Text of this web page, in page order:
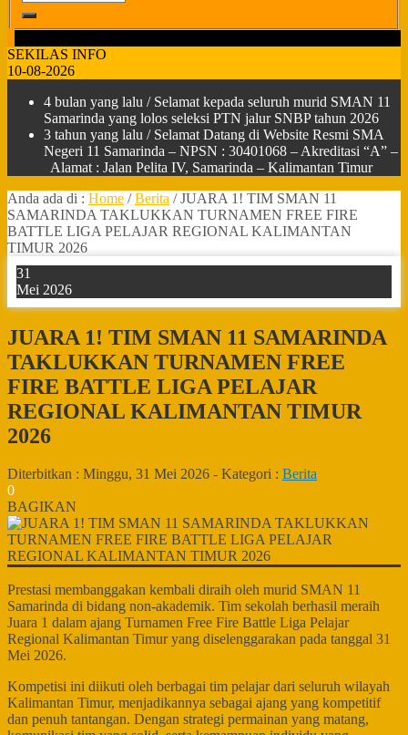
SEKILAS INFO
10-08-2026
4 bulan yang lalu / Selamat kepada seluruh murid SMAN 11
Samarinda yang lolos seleksi PTN jalur SNBP tahun 2026
3 tahun yang lalu / Selamat Datang di Website Resmi SMA
Negeri 11 Samarinda – NPSN : 30401068 – Akreditasi “A” –
Alamat : Jalan Pelita IV, Samarinda – Kalimantan Timur
Anda ada di : Home /Berita /JUARA 1! TIM SMAN 11
SAMARINDA TAKLUKKAN TURNAMEN FREE FIRE
BATTLE LIGA PELAJAR REGIONAL KALIMANTAN
TIMUR 2026
31
Mei 2026
JUARA 1! TIM SMAN 11 SAMARINDA
TAKLUKKAN TURNAMEN FREE
FIRE BATTLE LIGA PELAJAR
REGIONAL KALIMANTAN TIMUR
2026
Diterbitkan : Minggu, 31 Mei 2026 - Kategori : Berita
0
BAGIKAN
Prestasi membanggakan kembali diraih oleh murid SMAN 11
Samarinda di bidang non-akademik. Tim sekolah berhasil meraih
Juara 1 dalam ajang Turnamen Free Fire Battle Liga Pelajar
Regional Kalimantan Timur yang diselenggarakan pada tanggal 31
Mei 2026.
Kompetisi ini diikuti oleh berbagai tim pelajar dari seluruh wilayah
Kalimantan Timur, menjadikannya sebagai ajang yang kompetitif
dan penuh tantangan. Dengan strategi permainan yang matang,